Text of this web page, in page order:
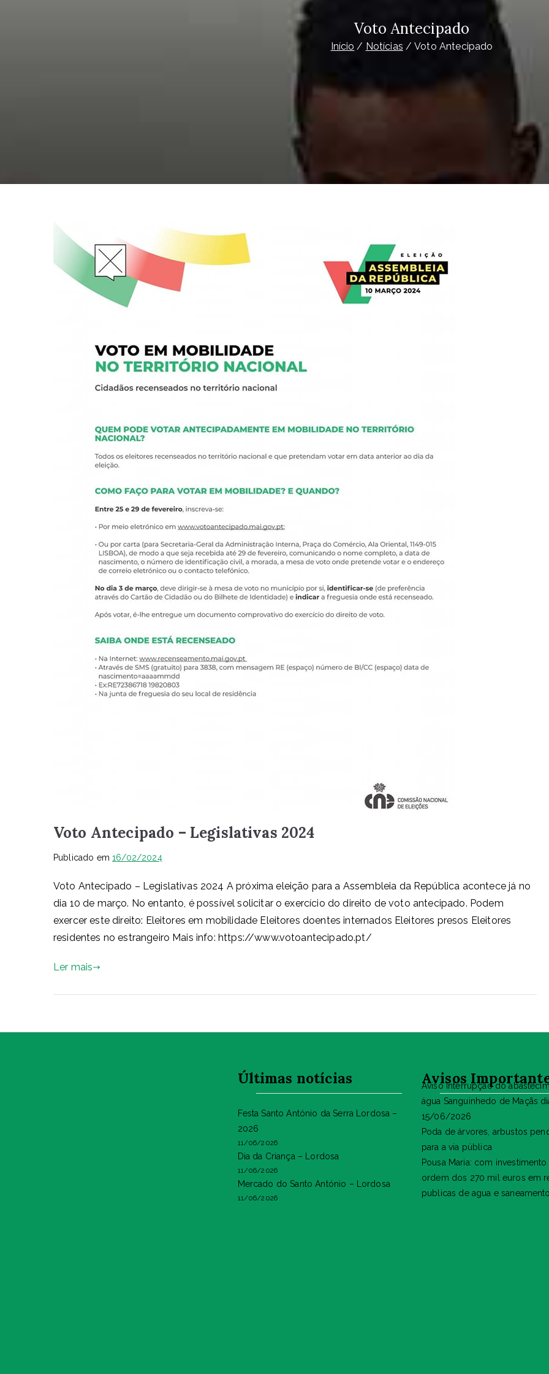
Voto Antecipado
Início Notícias Voto Antecipado
Voto Antecipado – Legislativas 2024
Publicado em16/02/2024
Voto Antecipado – Legislativas 2024 A próxima eleição para a Assembleia da República acontece já no
dia 10 de março. No entanto, é possível solicitar o exercício do direito de voto antecipado. Podem
exercer este direito: Eleitores em mobilidade Eleitores doentes internados Eleitores presos Eleitores
residentes no estrangeiro Mais info: https://www.votoantecipado.pt/
Ler mais
Últimas notícias
Festa Santo António da Serra Lordosa –
2026
11/06/2026
Dia da Criança – Lordosa
11/06/2026
Mercado do Santo António – Lordosa
11/06/2026
Avisos
Aviso Interrupção do
água Sanguinhedo de Maçãs
15/06/2026
Poda de árvores, arbustos
para a via pública
Pousa Maria: com investimento
ordem dos 270 mil euros em
publicas de agua e